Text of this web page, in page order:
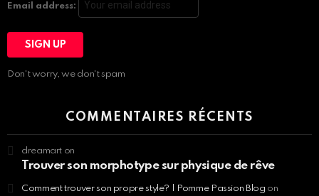
Email address:
Don't worry, we don't spam
COMMENTAIRES RÉCENTS
dreamart on
Trouver son morphotype sur physique de rêve
Comment trouver son propre style? | Pomme Passion Blog on